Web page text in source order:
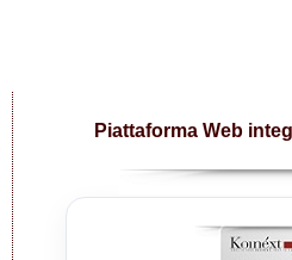
Piattaforma Web